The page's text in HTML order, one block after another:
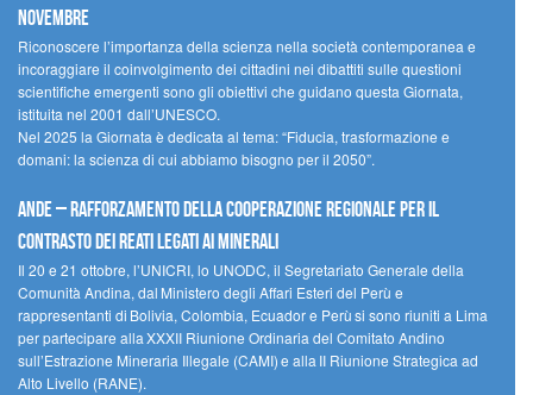
novembre
Riconoscere l’importanza della scienza nella società contemporanea e
incoraggiare il coinvolgimento dei cittadini nei dibattiti sulle questioni
scientifiche emergenti sono gli obiettivi che guidano questa Giornata,
istituita nel 2001 dall’UNESCO.
Nel 2025 la Giornata è dedicata al tema: “Fiducia, trasformazione e
domani: la scienza di cui abbiamo bisogno per il 2050”.
Ande – Rafforzamento della cooperazione regionale per il
contrasto dei reati legati ai minerali
Il 20 e 21 ottobre, l’UNICRI, lo UNODC, il Segretariato Generale della
Comunità Andina, dal Ministero degli Affari Esteri del Perù e
rappresentanti di Bolivia, Colombia, Ecuador e Perù si sono riuniti a Lima
per partecipare alla XXXII Riunione Ordinaria del Comitato Andino
sull’Estrazione Mineraria Illegale (CAMI) e alla II Riunione Strategica ad
Alto Livello (RANE).